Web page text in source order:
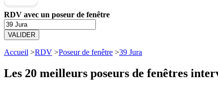
RDV avec un poseur de fenêtre
VALIDER
Accueil >RDV >Poseur de fenêtre >39 Jura
Les 20 meilleurs poseurs de fenêtres